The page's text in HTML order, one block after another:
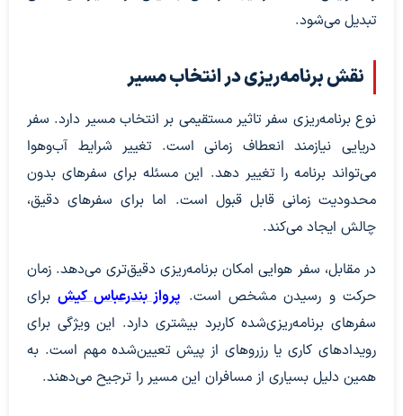
تبدیل می‌شود.
نقش برنامه‌ریزی در انتخاب مسیر
نوع برنامه‌ریزی سفر تاثیر مستقیمی بر انتخاب مسیر دارد. سفر
دریایی نیازمند انعطاف زمانی است. تغییر شرایط آب‌وهوا
می‌تواند برنامه را تغییر دهد. این مسئله برای سفرهای بدون
محدودیت زمانی قابل قبول است. اما برای سفرهای دقیق،
چالش ایجاد می‌کند.
در مقابل، سفر هوایی امکان برنامه‌ریزی دقیق‌تری می‌دهد. زمان
حرکت و رسیدن مشخص است. پرواز بندرعباس کیشبرای
سفرهای برنامه‌ریزی‌شده کاربرد بیشتری دارد. این ویژگی برای
رویدادهای کاری یا رزروهای از پیش تعیین‌شده مهم است. به
همین دلیل بسیاری از مسافران این مسیر را ترجیح می‌دهند.